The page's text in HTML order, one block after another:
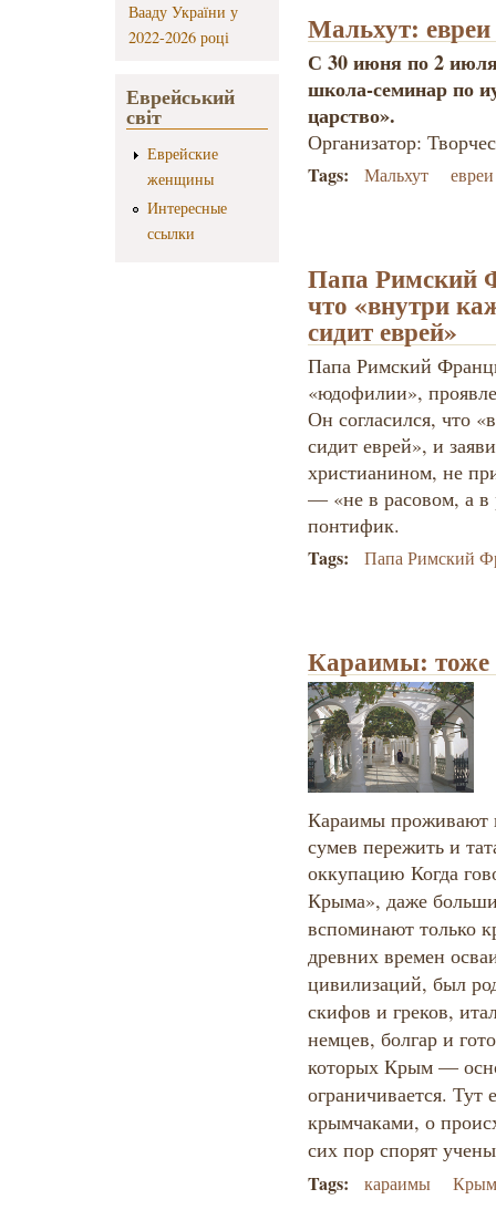
Вааду України у
2022-2026 році
Еврейський
світ
Еврейские
женщины
Интересные
ссылки
Мальхут: евреи
С 30 июня по 2 июля
школа-семинар по
царство».
Организатор:
Tags: Мальхут
Папа Римский
что «внутри
сидит еврей»
Папа Римский
«юдофилии»,
Он согласился, что
сидит еврей», и
христианином, не
— «не в расовом, а в
понтифик.
Tags: Папа Римский
Караимы:
Караимы проживают
сумев пережить и
оккупацию Когда
Крыма», даже
вспоминают только
древних времен
цивилизаций, был
скифов и греков,
немцев, болгар и
которых Крым —
ограничивается.
крымчаками, о
сих пор спорят
Tags: караимы Крым